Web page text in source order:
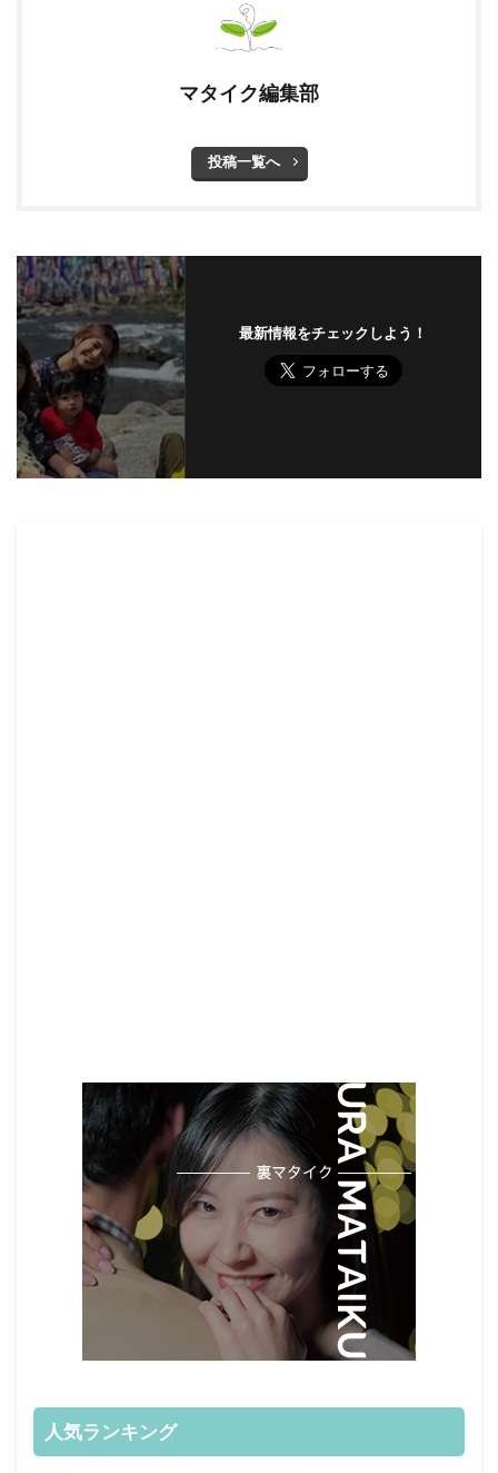
マタイク編集部
投稿一覧へ
最新情報をチェックしよう！
人気ランキング